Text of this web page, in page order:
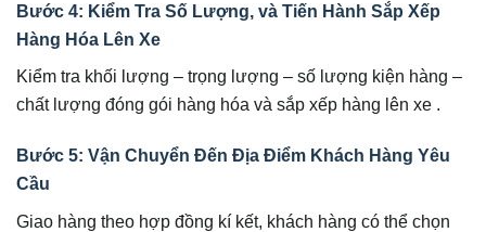
Bước 4: Kiểm Tra Số Lượng, và Tiến Hành Sắp Xếp
Hàng Hóa Lên Xe
Kiểm tra khối lượng – trọng lượng – số lượng kiện hàng –
chất lượng đóng gói hàng hóa và sắp xếp hàng lên xe .
Bước 5: Vận Chuyển Đến Địa Điểm Khách Hàng Yêu
Cầu
Giao hàng theo hợp đồng kí kết, khách hàng có thể chọn